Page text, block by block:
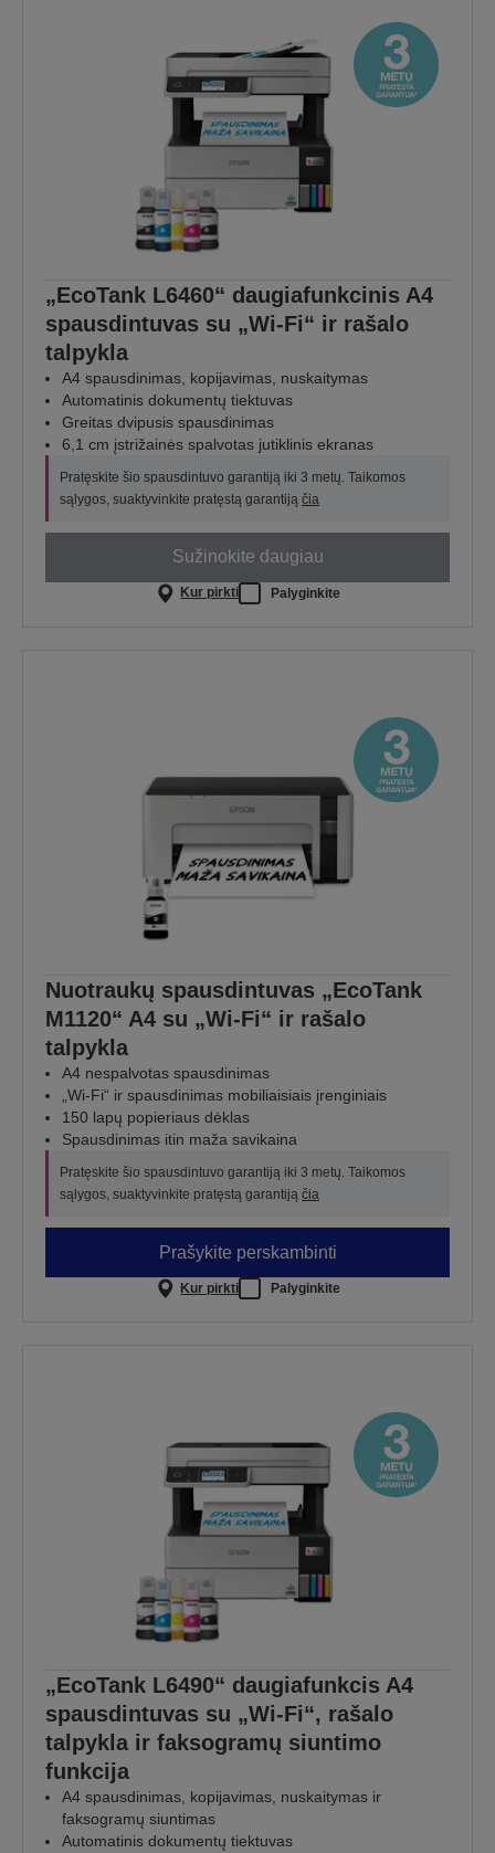
„EcoTank L6460“ daugiafunkcinis A4
spausdintuvas su „Wi-Fi“ ir rašalo
talpykla
A4 spausdinimas, kopijavimas, nuskaitymas
Automatinis dokumentų tiektuvas
Greitas dvipusis spausdinimas
6,1 cm įstrižainės spalvotas jutiklinis ekranas
Pratęskite šio spausdintuvo garantiją iki 3 metų. Taikomos
sąlygos, suaktyvinkite pratęstą garantiją čia
Sužinokite daugiau
Kur pirkti Palyginkite
Nuotraukų spausdintuvas „EcoTank
M1120“ A4 su „Wi-Fi“ ir rašalo
talpykla
A4 nespalvotas spausdinimas
„Wi-Fi“ ir spausdinimas mobiliaisiais įrenginiais
150 lapų popieriaus dėklas
Spausdinimas itin maža savikaina
Pratęskite šio spausdintuvo garantiją iki 3 metų. Taikomos
sąlygos, suaktyvinkite pratęstą garantiją čia
Prašykite perskambinti
Kur pirkti Palyginkite
„EcoTank L6490“ daugiafunkcis A4
spausdintuvas su „Wi-Fi“, rašalo
talpykla ir faksogramų siuntimo
funkcija
A4 spausdinimas, kopijavimas, nuskaitymas ir
faksogramų siuntimas
Automatinis dokumentų tiektuvas